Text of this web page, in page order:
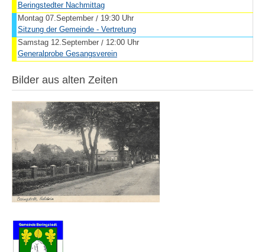
Beringstedter Nachmittag
Montag 07.September / 19:30 Uhr
Sitzung der Gemeinde - Vertretung
Samstag 12.September / 12:00 Uhr
Generalprobe Gesangsverein
Bilder aus alten Zeiten